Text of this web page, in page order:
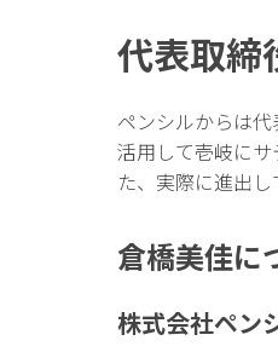
代表取締
ペンシルからは
活用して壱岐に
た、実際に進出
倉橋美佳に
株式会社ペン